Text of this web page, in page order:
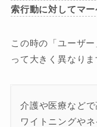
索行動に対してマー
この時の「ユーザ
って大きく異なりま
介護や医療など
ワイトニングや